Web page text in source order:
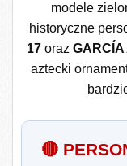
modele
historyczne
17oraz GARCÍA
aztecki
🔴